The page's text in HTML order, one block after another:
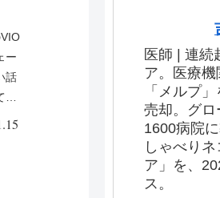
ー
話
医師 | 連続
ア。医療
「メルプ
売却。グロ
1600病院
しゃべり
ア」を、
ス。